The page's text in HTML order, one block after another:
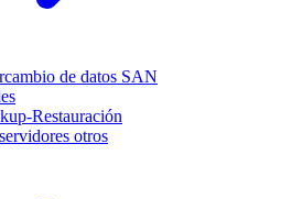
de datos SAN
Restauración
otros